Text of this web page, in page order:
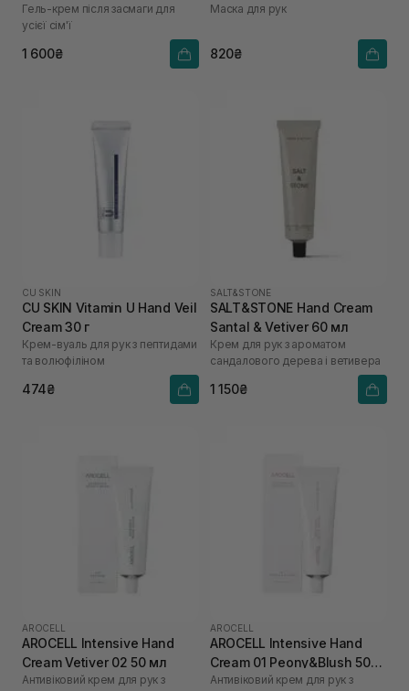
Гель-крем після засмаги для
усієї сім'ї
1 600₴
Маска для рук
820₴
CU SKIN
CU SKIN Vitamin U Hand Veil
Cream 30 г
Крем-вуаль для рук з пептидами
та волюфіліном
474₴
SALT&STONE
SALT&STONE Hand Cream
Santal & Vetiver 60 мл
Крем для рук з ароматом
сандалового дерева і ветивера
1 150₴
AROCELL
AROCELL Intensive Hand
Cream Vetiver 02 50 мл
Антивіковий крем для рук з
AROCELL
AROCELL Intensive Hand
Cream 01 Peony&Blush 50
мл
Антивіковий крем для рук з